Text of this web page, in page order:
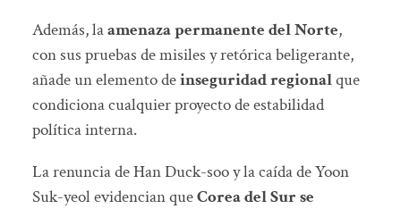
Además, laamenaza permanente del Norte,
con sus pruebas de misiles y retórica beligerante,
añade un elemento deinseguridad regionalque
condiciona cualquier proyecto de estabilidad
política interna.
La renuncia de Han Duck-soo y la caída de Yoon
Suk-yeol evidencian queCorea del Sur se